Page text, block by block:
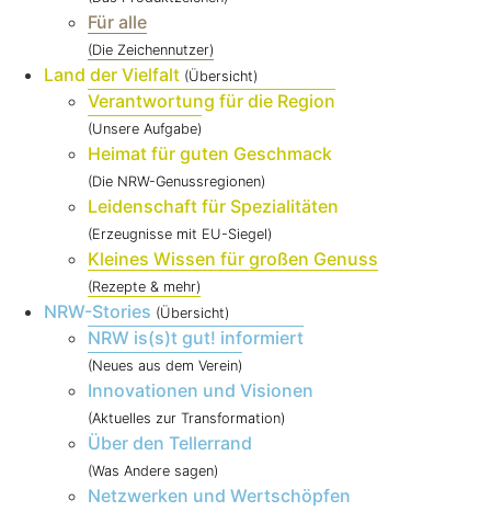
Für alle
(Die Zeichennutzer)
Land der Vielfalt (Übersicht)
Verantwortung für die Region
(Unsere Aufgabe)
Heimat für guten Geschmack
(Die NRW-Genussregionen)
Leidenschaft für Spezialitäten
(Erzeugnisse mit EU-Siegel)
Kleines Wissen für großen Genuss
(Rezepte & mehr)
NRW-Stories (Übersicht)
NRW is(s)t gut! informiert
(Neues aus dem Verein)
Innovationen und Visionen
(Aktuelles zur Transformation)
Über den Tellerrand
(Was Andere sagen)
Netzwerken und Wertschöpfen